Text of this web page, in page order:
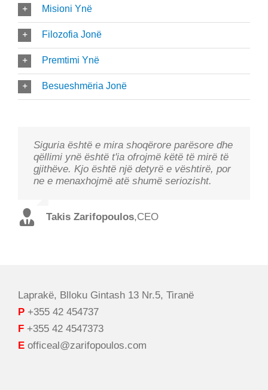
Misioni Ynë
Filozofia Jonë
Premtimi Ynë
Besueshmëria Jonë
Siguria është e mira shoqërore parësore dhe
qëllimi ynë është t'ia ofrojmë këtë të mirë të
gjithëve. Kjo është një detyrë e vështirë, por
ne e menaxhojmë atë shumë seriozisht.
Takis Zarifopoulos,CEO
"Ne studiojmë nevojat tuaja, dëgjojmë
klientët tanë dhe të ofrojnë zgjidhjet më të
mira në aspektin e performancës dhe të
kostos, me një staf të kualifikuar dhe në një
Teknologjia duhet të monitorohet për të
ofruar objektivin e saj dhe një performancë
optimale për garantuar prosperitet dhe siguri.
Laprakë, Blloku Gintash 13 Nr.5, Tiranë
P +355 42 454737
F +355 42 4547373
E officeal@zarifopoulos.com